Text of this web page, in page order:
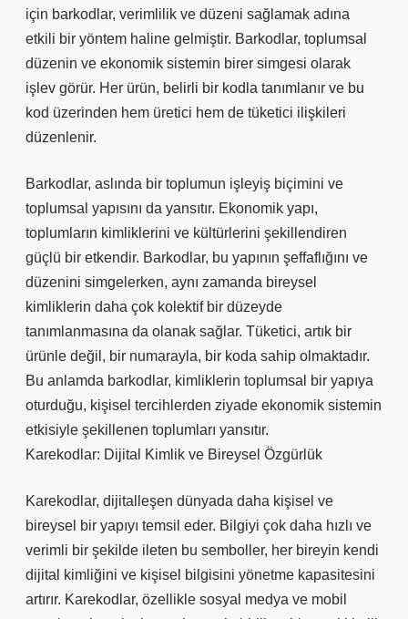
için barkodlar, verimlilik ve düzeni sağlamak adına
etkili bir yöntem haline gelmiştir. Barkodlar, toplumsal
düzenin ve ekonomik sistemin birer simgesi olarak
işlev görür. Her ürün, belirli bir kodla tanımlanır ve bu
kod üzerinden hem üretici hem de tüketici ilişkileri
düzenlenir.
Barkodlar, aslında bir toplumun işleyiş biçimini ve
toplumsal yapısını da yansıtır. Ekonomik yapı,
toplumların kimliklerini ve kültürlerini şekillendiren
güçlü bir etkendir. Barkodlar, bu yapının şeffaflığını ve
düzenini simgelerken, aynı zamanda bireysel
kimliklerin daha çok kolektif bir düzeyde
tanımlanmasına da olanak sağlar. Tüketici, artık bir
ürünle değil, bir numarayla, bir koda sahip olmaktadır.
Bu anlamda barkodlar, kimliklerin toplumsal bir yapıya
oturduğu, kişisel tercihlerden ziyade ekonomik sistemin
etkisiyle şekillenen toplumları yansıtır.
Karekodlar: Dijital Kimlik ve Bireysel Özgürlük
Karekodlar, dijitalleşen dünyada daha kişisel ve
bireysel bir yapıyı temsil eder. Bilgiyi çok daha hızlı ve
verimli bir şekilde ileten bu semboller, her bireyin kendi
dijital kimliğini ve kişisel bilgisini yönetme kapasitesini
artırır. Karekodlar, özellikle sosyal medya ve mobil